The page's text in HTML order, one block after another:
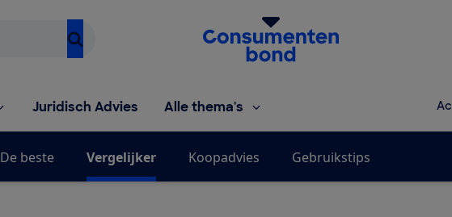
Homepage van de Consumentenbond
Juridisch Advies Alle thema's
De beste Vergelijker Koopadvies Gebruikstips